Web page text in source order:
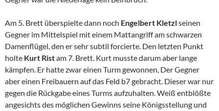
Am 5. Brett überspielte dann noch Engelbert Kletzlseinen
Gegner im Mittelspiel mit einem Mattangriff am schwarzen
Damenflügel, den er sehr subtil forcierte. Den letzten Punkt
holte Kurt Ristam 7. Brett. Kurt musste darum aber lange
kämpfen. Er hatte zwar einen Turm gewonnen, Der Gegner
aber einen Freibauern auf das Feld b7 gebracht. Dieser war nur
gegen die Rückgabe eines Turms aufzuhalten. Weiß entblößte
angesichts des möglichen Gewinns seine Königsstellung und